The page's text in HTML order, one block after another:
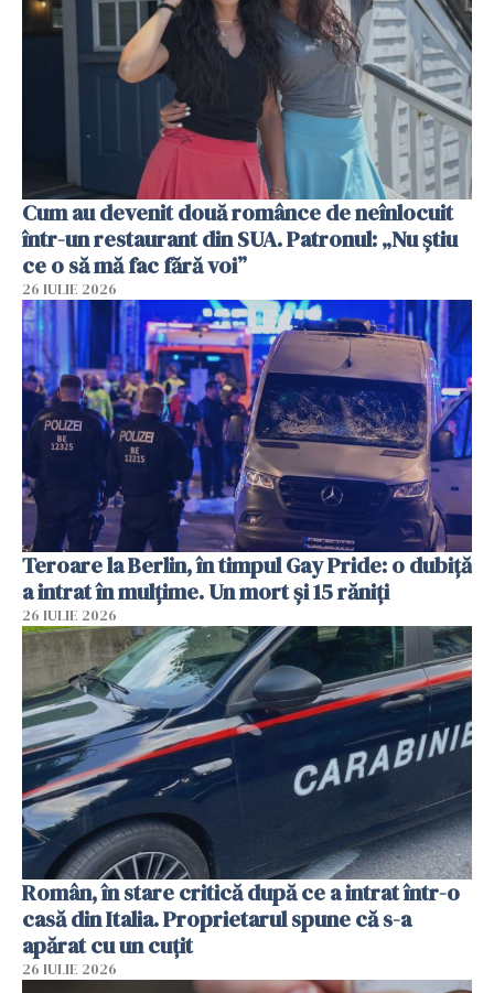
Cum au devenit două românce de neînlocuit
într-un restaurant din SUA. Patronul: „Nu știu
ce o să mă fac fără voi”
26 IULIE 2026
Teroare la Berlin, în timpul Gay Pride: o dubiță
a intrat în mulțime. Un mort și 15 răniți
26 IULIE 2026
Român, în stare critică după ce a intrat într-o
casă din Italia. Proprietarul spune că s-a
apărat cu un cuțit
26 IULIE 2026